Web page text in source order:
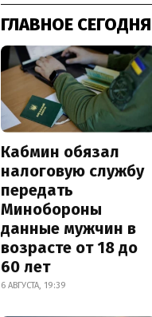
ГЛАВНОЕ СЕГОДНЯ
Кабмин обязал
налоговую службу
передать
Минобороны
данные мужчин в
возрасте от 18 до
60 лет
6 АВГУСТА, 19:39